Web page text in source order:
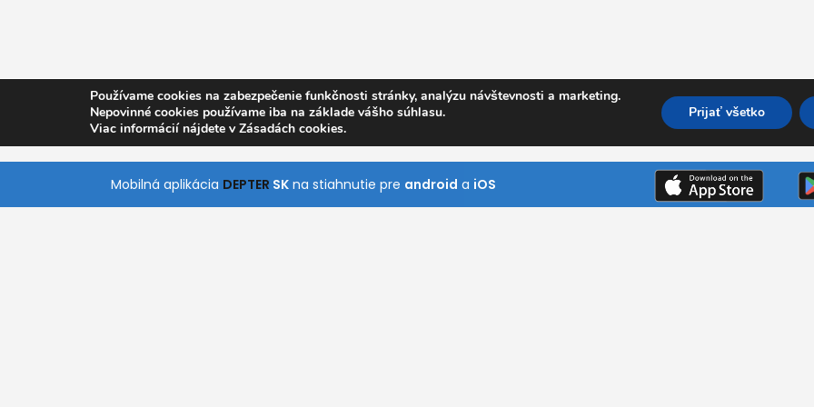
Mobilná aplikácia DEPTER SK na stiahnutie pre android a iOS
Používame cookies na zabezpečenie funkčnosti stránky, analýzu návštevnosti a marketing.
Nepovinné cookies používame iba na základe vášho súhlasu.
Viac informácií nájdete v Zásadách cookies.
Prijať všetko